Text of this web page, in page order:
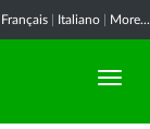
Français Italiano More...